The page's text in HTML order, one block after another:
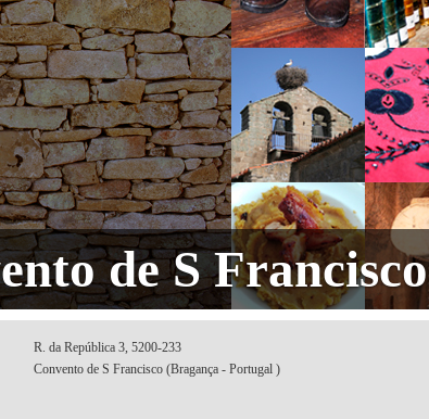
de S Francisco
R. da República 3, 5200-233
Convento de S Francisco (Bragança - Portugal )